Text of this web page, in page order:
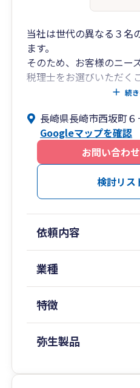
当社は世代の異なる３名
ます。
そのため、お客様のニー
税理士をお選びいただく
法人税、所得税等の各種
ンサルタント業務を総合
一度、お気軽にお問合せ
続
長崎県長崎市西坂町６
Googleマップを確認
お問い合わせ
検討リス
依頼内容
業種
特徴
弥生製品